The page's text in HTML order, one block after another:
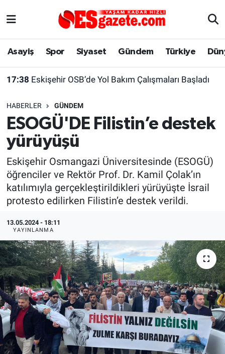
Asayiş Spor Siyaset Gündem Türkiye
17:38 Eskişehir OSB’de Yol Bakım Çalışmaları Başladı
HABERLER GÜNDEM
ESOGÜ'DE Filistin’e destek
yürüyüşü
Eskişehir Osmangazi Üniversitesinde (ESOGÜ)
öğrenciler ve Rektör Prof. Dr. Kamil Çolak’ın
katılımıyla gerçekleştirildikleri yürüyüşte İsrail
protesto edilirken Filistin’e destek verildi.
13.05.2024 - 18:11
YAYINLANMA
Asayiş
Gündem
Türkiye
Dünya
Sağlık
Alış-Veriş/İş dünyası
Yaşam
Eskişehirspor Arşivi
Eskişehir Arşivi
Röportaj
Ekonomi
Kültür Sanat
Politika
Bilecik
Kütahya
Gezi
Genel
Eskişehir Nöbetçi Eczaneler
Süper Lig Puan Durumu ve Fikstür
Tüm Manşetler
Son Dakika Haberleri
Haber Arşivi